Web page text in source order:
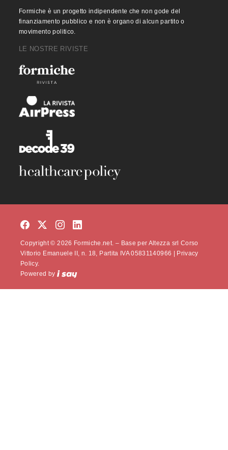
Formiche è un progetto indipendente che non gode del
finanziamento pubblico e non è organo di alcun partito o
movimento politico.
LE NOSTRE RIVISTE
Copyright © 2026 Formiche.net. – Base per Altezza srl Corso
Vittorio Emanuele II, n. 18, Partita IVA 05831140966 | Privacy
Policy.
Powered by